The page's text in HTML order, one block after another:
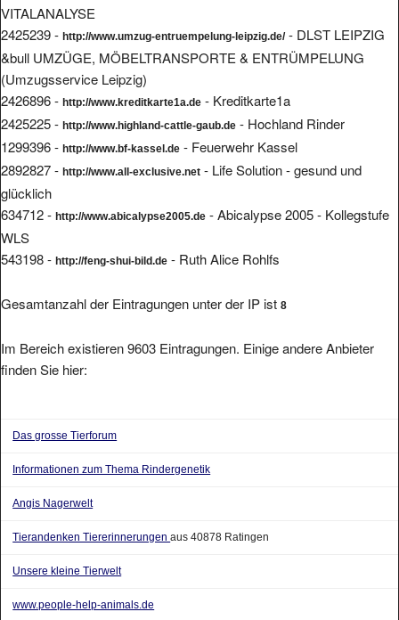
VITALANALYSE
2425239 - http://www.umzug-entruempelung-leipzig.de/- DLST LEIPZIG
&bull UMZÜGE, MÖBELTRANSPORTE & ENTRÜMPELUNG
(Umzugsservice Leipzig)
2426896 - http://www.kreditkarte1a.de - Kreditkarte1a
2425225 - http://www.highland-cattle-gaub.de - Hochland Rinder
1299396 - http://www.bf-kassel.de - Feuerwehr Kassel
2892827 - http://www.all-exclusive.net - Life Solution - gesund und
glücklich
634712 - http://www.abicalypse2005.de - Abicalypse 2005 - Kollegstufe
WLS
543198 - http://feng-shui-bild.de - Ruth Alice Rohlfs
Gesamtanzahl der Eintragungen unter der IP ist 8
Im Bereich existieren 9603 Eintragungen. Einige andere Anbieter
finden Sie hier:
Das grosse Tierforum
Informationen zum Thema Rindergenetik
Angis Nagerwelt
Tierandenken Tiererinnerungenaus 40878 Ratingen
Unsere kleine Tierwelt
www.people-help-animals.de